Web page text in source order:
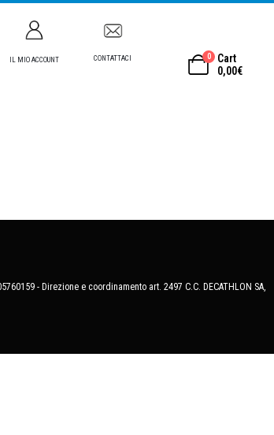
IL MIO ACCOUNT CONTATTACI 0
Cart
0,00€
- Direzione e coordinamento art. 2497 C.C. DECATHLON SA,